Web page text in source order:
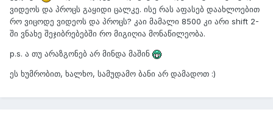
ვიდეოს და პროცს გაყიდი ცალკე. ისე რას აფასებ დაახლოებით
რო ვიცოდე ვიდეოს და პროცს? კაი მამალი 8500 კი არი shift 2-
ში ვნახე შეჯიბრებებში რო მიგიღია მონაწილეობა.
p.s. ა თუ არაზგონებ არ მინდა მაშინ
ეს ხუმრობით, ხალხო, სამუდამო ბანი არ დამადოთ :)